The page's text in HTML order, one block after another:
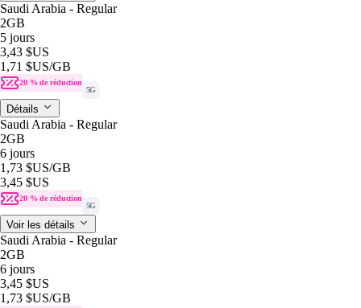
Saudi Arabia - Regular
2GB
5 jours
3,43 $US
1,71 $US/GB
20 % de réduction
5G
Détails
Saudi Arabia - Regular
2GB
6 jours
1,73 $US/GB
3,45 $US
20 % de réduction
5G
Voir les détails
Saudi Arabia - Regular
2GB
6 jours
3,45 $US
1,73 $US/GB